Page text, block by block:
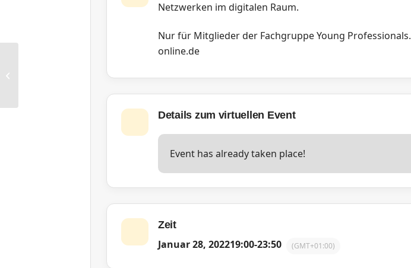
Netzwerken im digitalen Raum.
Nur für Mitglieder der Fachgruppe Young Professionals.
online.de
Details zum virtuellen Event
Event has already taken place!
Zeit
Januar 28, 202219:00-23:50 (GMT+01:00)
RG Dortmund: Networkingabend